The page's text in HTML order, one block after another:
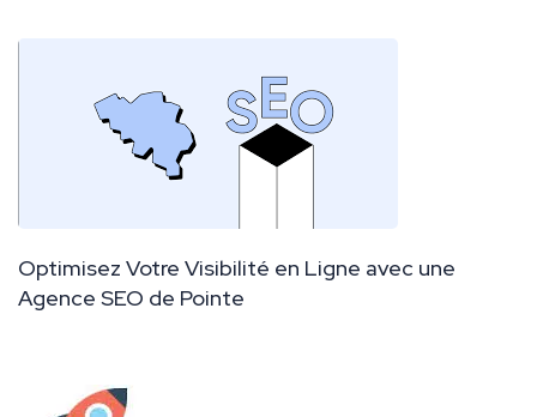
Optimisez Votre Visibilité en Ligne avec une
Agence SEO de Pointe